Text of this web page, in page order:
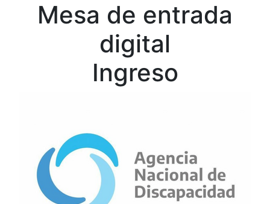
Mesa de entrada
digital
Ingreso